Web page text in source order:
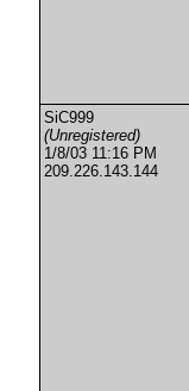
SiC999
(Unregistered)
1/8/03 11:16 PM
209.226.143.144